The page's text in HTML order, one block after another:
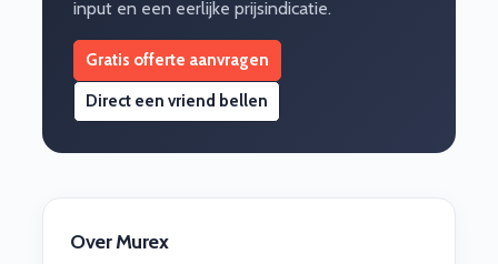
input en een eerlijke prijsindicatie.
Gratis offerte aanvragen
Direct een vriend bellen
Over Murex